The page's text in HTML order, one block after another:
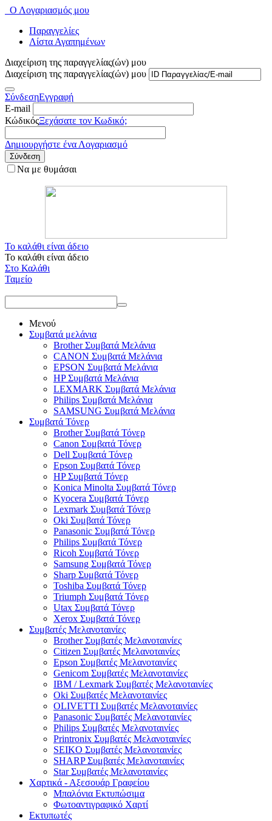
Ο Λογαριασμός μου
Παραγγελίες
Λίστα Αγαπημένων
Διαχείριση της παραγγελίας(ών) μου
Διαχείριση της παραγγελίας(ών) μου
ΣύνδεσηΕγγραφή
E-mail
ΚώδικόςΞεχάσατε τον Κωδικό;
Δημιουργήστε ένα Λογαριασμό
Σύνδεση
Να με θυμάσαι
Το καλάθι είναι άδειο
Το καλάθι είναι άδειο
Στο Καλάθι
Ταμείο
Μενού
Συμβατά μελάνια
Brother Συμβατά Μελάνια
CANON Συμβατά Μελάνια
EPSON Συμβατά Μελάνια
HP Συμβατά Μελάνια
LEXMARK Συμβατά Μελάνια
Philips Συμβατά Μελάνια
SAMSUNG Συμβατά Μελάνια
Συμβατά Τόνερ
Brother Συμβατά Τόνερ
Canon Συμβατά Τόνερ
Dell Συμβατά Τόνερ
Epson Συμβατά Τόνερ
HP Συμβατά Τόνερ
Konica Minolta Συμβατά Τόνερ
Kyocera Συμβατά Τόνερ
Lexmark Συμβατά Τόνερ
Oki Συμβατά Τόνερ
Panasonic Συμβατά Τόνερ
Philips Συμβατά Τόνερ
Ricoh Συμβατά Τόνερ
Samsung Συμβατά Τόνερ
Sharp Συμβατά Τόνερ
Toshiba Συμβατά Τόνερ
Triumph Συμβατά Τόνερ
Utax Συμβατά Τόνερ
Xerox Συμβατά Τόνερ
Συμβατές Μελανοταινίες
Brother Συμβατές Μελανοταινίες
Citizen Συμβατές Μελανοταινίες
Epson Συμβατές Μελανοταινίες
Genicom Συμβατές Μελανοταινίες
IBM / Lexmark Συμβατές Μελανοταινίες
Oki Συμβατές Μελανοταινίες
OLIVETTI Συμβατές Μελανοταινίες
Panasonic Συμβατές Μελανοταινίες
Philips Συμβατές Μελανοταινίες
Printronix Συμβατές Μελανοταινίες
SEIKO Συμβατές Μελανοταινίες
SHARP Συμβατές Μελανοταινίες
Star Συμβατές Μελανοταινίες
Χαρτικά - Αξεσουάρ Γραφείου
Μπαλόνια Εκτυπώσιμα
Φωτοαντιγραφικό Χαρτί
Εκτυπωτές